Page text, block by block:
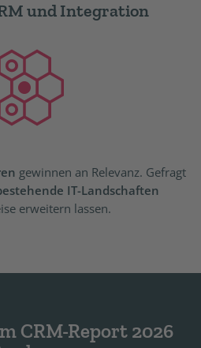
und Integration
gewinnen an Relevanz. Gefragt
IT-Landschaften
erweitern lassen.
CRM-Report 2026